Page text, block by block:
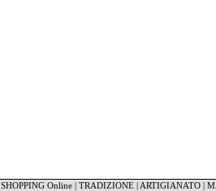
SHOPPING Online| TRADIZIONE | ARTIGIANATO|